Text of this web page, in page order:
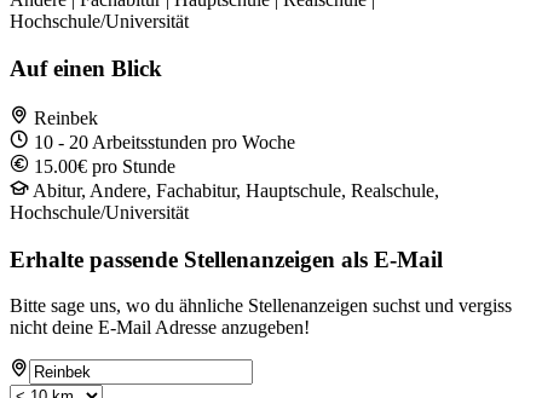
Hochschule/Universität
Auf einen Blick
Reinbek
10 - 20 Arbeitsstunden pro Woche
15.00€ pro Stunde
Abitur, Andere, Fachabitur, Hauptschule, Realschule,
Hochschule/Universität
Erhalte passende Stellenanzeigen als E-Mail
Bitte sage uns, wo du ähnliche Stellenanzeigen suchst und vergiss
nicht deine E-Mail Adresse anzugeben!